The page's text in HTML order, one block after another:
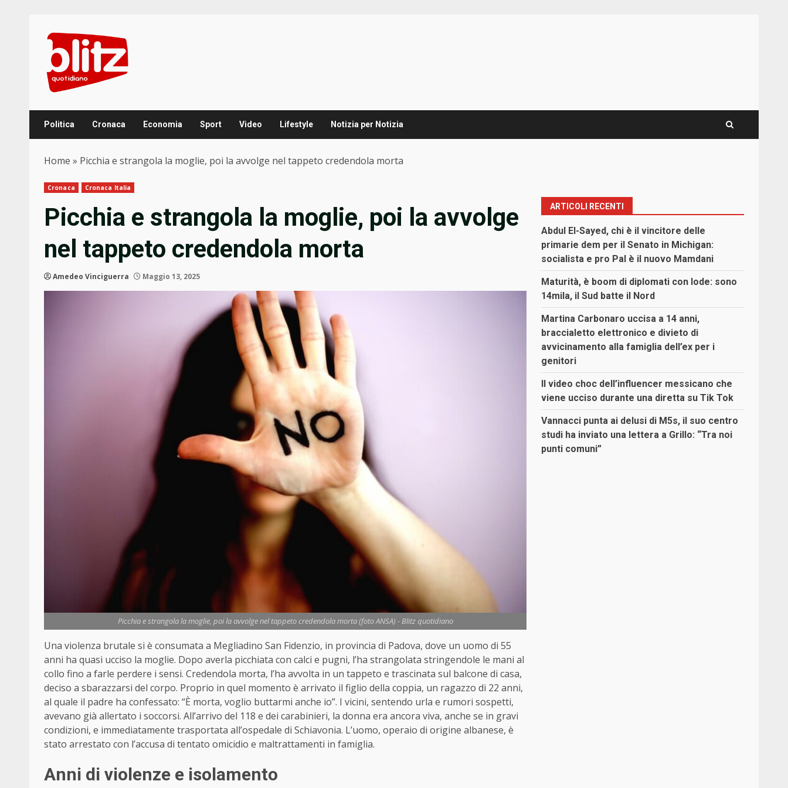
content
Politica Cronaca Economia Sport Video Lifestyle Notizia per Notizia
Home » Picchia e strangola la moglie, poi la avvolge nel tappeto credendola morta
Cronaca Cronaca Italia
Picchia e strangola la moglie, poi la avvolge
nel tappeto credendola morta
Amedeo Vinciguerra Maggio 13, 2025
Picchia e strangola la moglie, poi la avvolge nel tappeto credendola morta (foto ANSA) - Blitz quotidiano
Una violenza brutale si è consumata a Megliadino San Fidenzio, in provincia di Padova, dove un uomo di 55
anni ha quasi ucciso la moglie. Dopo averla picchiata con calci e pugni, l’ha strangolata stringendole le mani al
collo fino a farle perdere i sensi. Credendola morta, l’ha avvolta in un tappeto e trascinata sul balcone di casa,
deciso a sbarazzarsi del corpo. Proprio in quel momento è arrivato il figlio della coppia, un ragazzo di 22 anni,
al quale il padre ha confessato: “È morta, voglio buttarmi anche io”. I vicini, sentendo urla e rumori sospetti,
avevano già allertato i soccorsi. All’arrivo del 118 e dei carabinieri, la donna era ancora viva, anche se in gravi
condizioni, e immediatamente trasportata all’ospedale di Schiavonia. L’uomo, operaio di origine albanese, è
stato arrestato con l’accusa di tentato omicidio e maltrattamenti in famiglia.
Anni di violenze e isolamento
ARTICOLI RECENTI
Abdul El-Sayed, chi è il vincitore delle
primarie dem per il Senato in Michigan:
socialista e pro Pal è il nuovo Mamdani
Maturità, è boom di diplomati con lode: sono
14mila, il Sud batte il Nord
Martina Carbonaro uccisa a 14 anni,
braccialetto elettronico e divieto di
avvicinamento alla famiglia dell’ex per i
genitori
Il video choc dell’influencer messicano che
viene ucciso durante una diretta su Tik Tok
Vannacci punta ai delusi di M5s, il suo centro
studi ha inviato una lettera a Grillo: “Tra noi
punti comuni”